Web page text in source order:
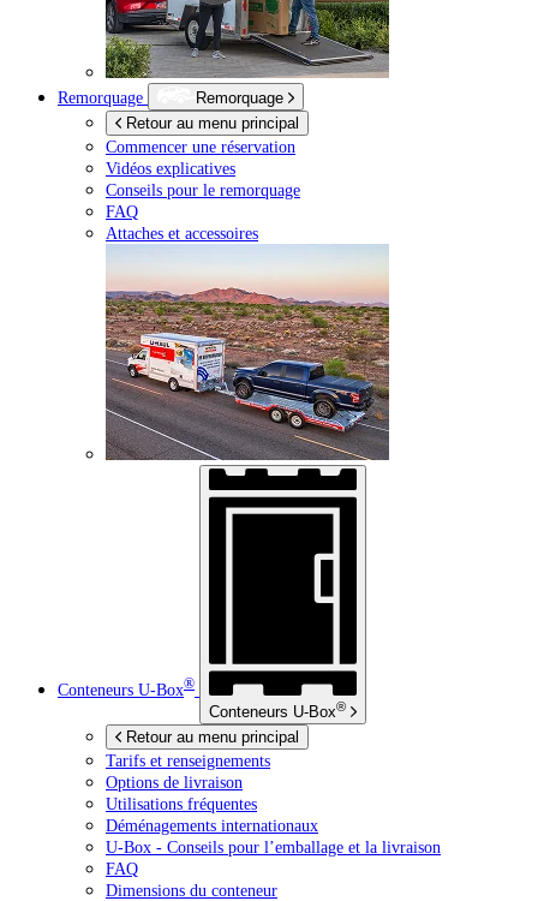
Remorquage
Remorquage
Retour au menu principal
Commencer une réservation
Vidéos explicatives
Conseils pour le remorquage
FAQ
Attaches et accessoires
Conteneurs U-Box®
Conteneurs U-Box®
Retour au menu principal
Tarifs et renseignements
Options de livraison
Utilisations fréquentes
Déménagements internationaux
U-Box - Conseils pour l’emballage et la livraison
FAQ
Dimensions du conteneur